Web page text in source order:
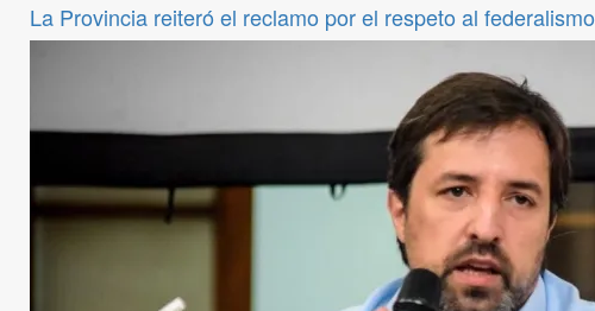
La Provincia reiteró el reclamo por el respeto al federalismo